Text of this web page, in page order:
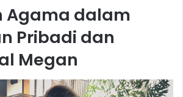
Agama dalam
Pribadi dan
Megan